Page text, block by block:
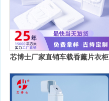
芯博士厂家直销车载香薰片衣柜